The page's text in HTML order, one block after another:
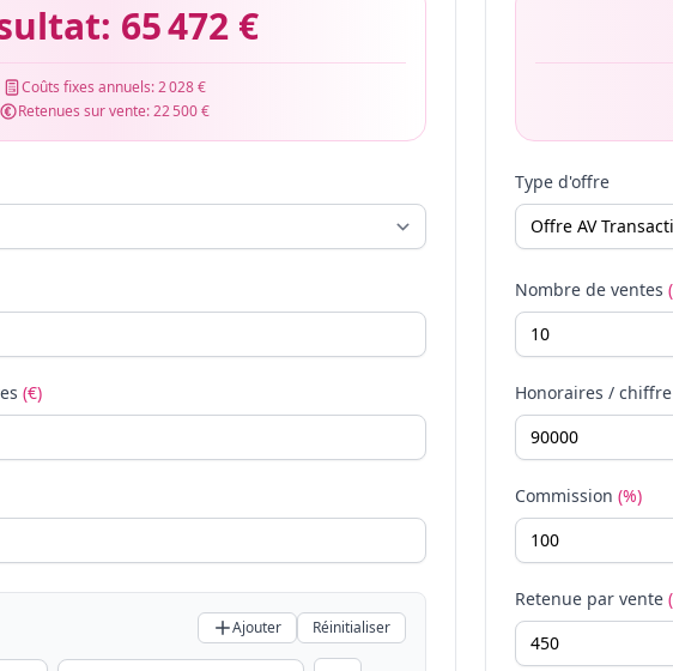
65 472 €
Coûts fixes annuels:2 028 €
Retenues sur vente:22 500 €
(€)
Ajouter Réinitialiser
Type d'offre
Nombre de ventes
Honoraires /
Commission (%)
Retenue par vente